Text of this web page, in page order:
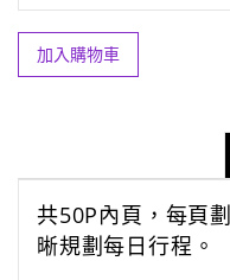
加入購物車
共50P內頁，每頁
晰規劃每日行程。